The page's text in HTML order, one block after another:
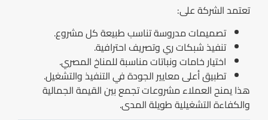
تعتمد الشركة على:
تصميمات مدروسة تناسب طبيعة كل مشروع.
تنفيذ شبكات ري وتصريف احترافية.
اختيار خامات ونباتات مناسبة للمناخ المصري.
تطبيق أعلى معايير الجودة في التنفيذ والتشغيل.
هذا يمنح العملاء مشروعات تجمع بين القيمة الجمالية
والكفاءة التشغيلية طويلة المدى.